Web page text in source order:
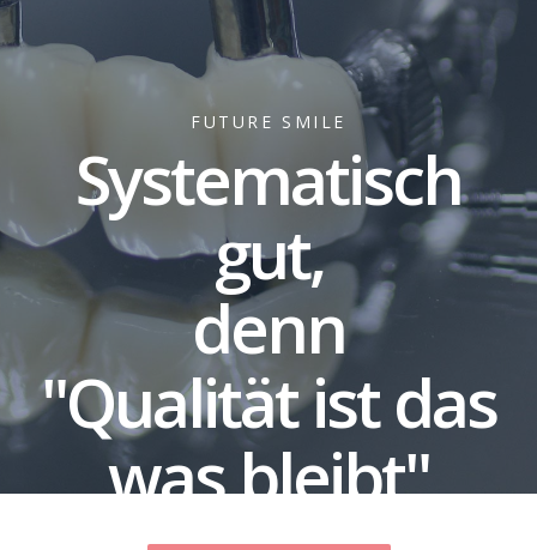
FUTURE SMILE
Systematisch
gut,
denn
"Qualität ist das
was bleibt"